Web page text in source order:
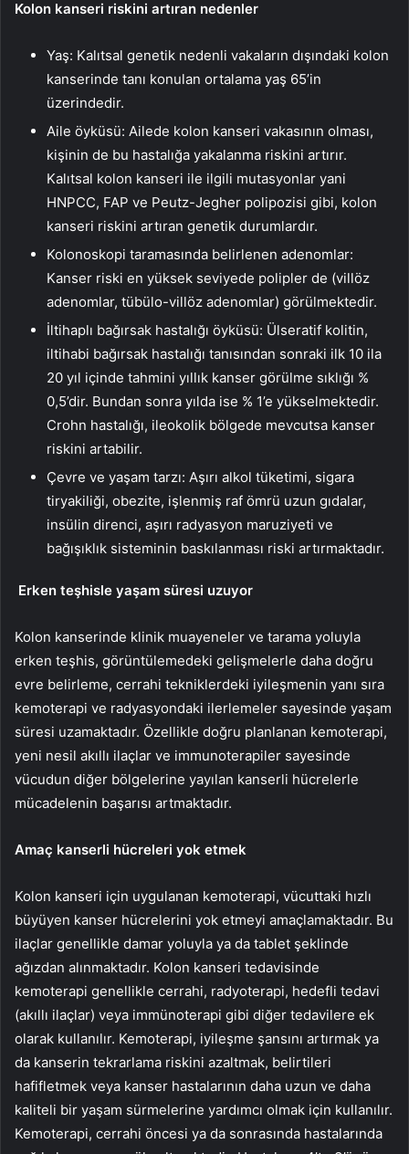
Kolon kanseri riskini artıran nedenler
Yaş: Kalıtsal genetik nedenli vakaların dışındaki kolon
kanserinde tanı konulan ortalama yaş 65’in
üzerindedir.
Aile öyküsü: Ailede kolon kanseri vakasının olması,
kişinin de bu hastalığa yakalanma riskini artırır.
Kalıtsal kolon kanseri ile ilgili mutasyonlar yani
HNPCC, FAP ve Peutz-Jegher polipozisi gibi, kolon
kanseri riskini artıran genetik durumlardır.
Kolonoskopi taramasında belirlenen adenomlar:
Kanser riski en yüksek seviyede polipler de (villöz
adenomlar, tübülo-villöz adenomlar) görülmektedir.
İltihaplı bağırsak hastalığı öyküsü: Ülseratif kolitin,
iltihabi bağırsak hastalığı tanısından sonraki ilk 10 ila
20 yıl içinde tahmini yıllık kanser görülme sıklığı %
0,5’dir. Bundan sonra yılda ise % 1’e yükselmektedir.
Crohn hastalığı, ileokolik bölgede mevcutsa kanser
riskini artabilir.
Çevre ve yaşam tarzı: Aşırı alkol tüketimi, sigara
tiryakiliği, obezite, işlenmiş raf ömrü uzun gıdalar,
insülin direnci, aşırı radyasyon maruziyeti ve
bağışıklık sisteminin baskılanması riski artırmaktadır.
Erken teşhisle yaşam süresi uzuyor
Kolon kanserinde klinik muayeneler ve tarama yoluyla
erken teşhis, görüntülemedeki gelişmelerle daha doğru
evre belirleme, cerrahi tekniklerdeki iyileşmenin yanı sıra
kemoterapi ve radyasyondaki ilerlemeler sayesinde yaşam
süresi uzamaktadır. Özellikle doğru planlanan kemoterapi,
yeni nesil akıllı ilaçlar ve immunoterapiler sayesinde
vücudun diğer bölgelerine yayılan kanserli hücrelerle
mücadelenin başarısı artmaktadır.
Amaç kanserli hücreleri yok etmek
Kolon kanseri için uygulanan kemoterapi, vücuttaki hızlı
büyüyen kanser hücrelerini yok etmeyi amaçlamaktadır. Bu
ilaçlar genellikle damar yoluyla ya da tablet şeklinde
ağızdan alınmaktadır. Kolon kanseri tedavisinde
kemoterapi genellikle cerrahi, radyoterapi, hedefli tedavi
(akıllı ilaçlar) veya immünoterapi gibi diğer tedavilere ek
olarak kullanılır. Kemoterapi, iyileşme şansını artırmak ya
da kanserin tekrarlama riskini azaltmak, belirtileri
hafifletmek veya kanser hastalarının daha uzun ve daha
kaliteli bir yaşam sürmelerine yardımcı olmak için kullanılır.
Kemoterapi, cerrahi öncesi ya da sonrasında hastalarında